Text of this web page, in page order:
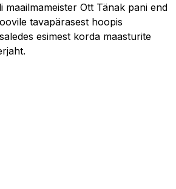
maailmameister Ott Tänak pani end
tavapärasest hoopis
esimest korda maasturite